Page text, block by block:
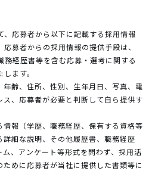
、応募者から以下に記載する採用情報
募者からの採用情報の提供手段は、
務経歴書等を含む応募・選考に関する
ます。
年齢、住所、性別、生年月日、写真、電
ス、応募者が必要と判断して自ら提供す
情報（学歴、職務経歴、保有する資格等
詳細な説明、その他履歴書、職務経歴
、アンケート等形式を問わず、採用活
めに応募者が当社に提供した書類等に